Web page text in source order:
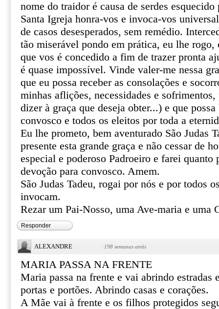
nome do traidor é causa de serdes
Santa Igreja honra-vos e invoca-vos
de casos desesperados, sem remédio.
tão miserável pondo em prática, eu lhe
que vos é concedido a fim de trazer pronta
é quase impossível. Vinde valer-me nessa
que eu possa receber as consolações e
minhas aflições, necessidades e
dizer à graça que deseja obter...) e que
convosco e todos os eleitos por toda a
Eu lhe prometo, bem aventurado São Judas
presente esta grande graça e não cessar de
especial e poderoso Padroeiro e farei quanto
devoção para convosco. Amem.
São Judas Tadeu, rogai por nós e por todos
invocam.
Rezar um Pai-Nosso, uma Ave-maria e uma
Responder
ALEXANDRE · 198 semanas atrás
MARIA PASSA NA FRENTE
Maria passa na frente e vai abrindo estradas
portas e portões. Abrindo casas e corações.
A Mãe vai à frente e os filhos protegidos